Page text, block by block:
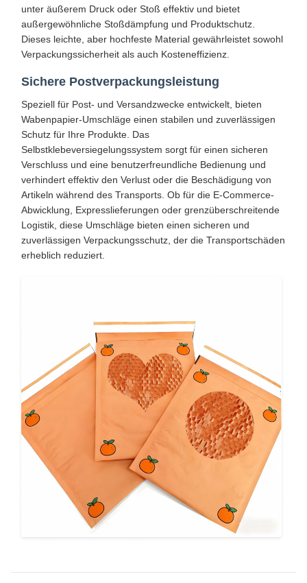
unter äußerem Druck oder Stoß effektiv und bietet
außergewöhnliche Stoßdämpfung und Produktschutz.
Dieses leichte, aber hochfeste Material gewährleistet sowohl
Verpackungssicherheit als auch Kosteneffizienz.
Sichere Postverpackungsleistung
Speziell für Post- und Versandzwecke entwickelt, bieten
Wabenpapier-Umschläge einen stabilen und zuverlässigen
Schutz für Ihre Produkte. Das
Selbstklebeversiegelungssystem sorgt für einen sicheren
Verschluss und eine benutzerfreundliche Bedienung und
verhindert effektiv den Verlust oder die Beschädigung von
Artikeln während des Transports. Ob für die E-Commerce-
Abwicklung, Expresslieferungen oder grenzüberschreitende
Logistik, diese Umschläge bieten einen sicheren und
zuverlässigen Verpackungsschutz, der die Transportschäden
erheblich reduziert.